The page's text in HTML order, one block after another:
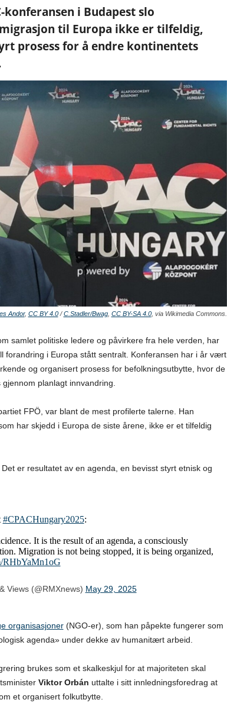
konferansen i Budapest slo
til Europa ikke er tilfeldig,
prosess for å endre kontinentets
Andor, CC BY 4.0/C.Stadler/Bwag, CC BY-SA 4.0, via Wikimedia Commons.
samlet politiske ledere og påvirkere fra hele verden, har
forandring i Europa stått sentralt. Konferansen har i år vært
og organisert prosess for befolkningsutbytte, hvor de
planlagt innvandring.
FPÖ, var blant de mest profilerte talerne. Han
har skjedd i Europa de siste årene, ikke er et tilfeldig
er resultatet av en agenda, en bevisst styrt etnisk og
#CPACHungary2025:
It is the result of an agenda, a consciously
Migration is not being stopped, it is being organized,
RHbYaMn1oG
Views (@RMXnews) May 29, 2025
organisasjoner(NGO-er), som han påpekte fungerer som
agenda» under dekke av humanitært arbeid.
brukes som et skalkeskjul for at majoriteten skal
Viktor Orbán uttalte i sitt innledningsforedrag at
et organisert folkutbytte.